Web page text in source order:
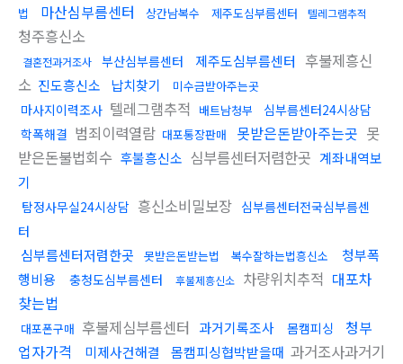
법
마산심부름센터 상간남복수 제주도심부름센터 텔레그램추적
청주흥신소
결혼전과거조사 부산심부름센터 제주도심부름센터
후불제흥신
소 진도흥신소 납치찾기 미수금받아주는곳
마사지이력조사 텔레그램추적 배트남청부
심부름센터24시상담
학폭해결 범죄이력열람 대포통장판매 못받은돈받아주는곳 못
받은돈불법회수 후불흥신소 심부름센터저렴한곳 계좌내역보
기
탐정사무실24시상담 흥신소비밀보장 심부름센터전국심부름센
터
심부름센터저렴한곳 못받은돈받는법 복수잘하는법흥신소
청부폭
행비용
충청도심부름센터 후불제흥신소 차량위치추적 대포차
찾는법
대포폰구매 후불제심부름센터 과거기록조사 몸캠피싱
청부
업자가격
미제사건해결 몸캠피싱협박받을때 과거조사과거기